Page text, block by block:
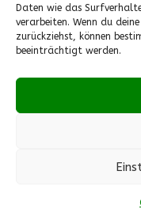
Daten wie das
verarbeiten. Wenn du
zurückziehst, können
beeinträchtigt werden.
Dorfstraße 66
85737 Ismaning
Tel.: 089-41611244
(Mo.-Fr., 13-14.30 Uhr):
info@waldkinder-